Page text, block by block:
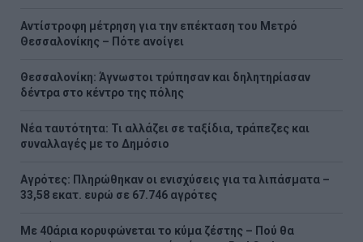
Αντίστροφη μέτρηση για την επέκταση του Μετρό
Θεσσαλονίκης – Πότε ανοίγει
Θεσσαλονίκη: Άγνωστοι τρύπησαν και δηλητηρίασαν
δέντρα στο κέντρο της πόλης
Νέα ταυτότητα: Τι αλλάζει σε ταξίδια, τράπεζες και
συναλλαγές με το Δημόσιο
Αγρότες: Πληρώθηκαν οι ενισχύσεις για τα λιπάσματα –
33,58 εκατ. ευρώ σε 67.746 αγρότες
Με 40άρια κορυφώνεται το κύμα ζέστης – Πού θα